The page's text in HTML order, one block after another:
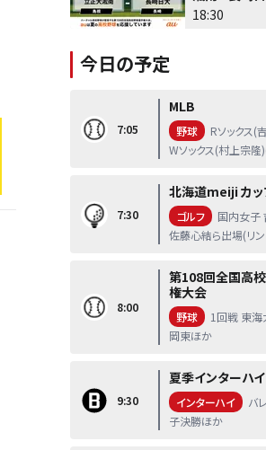
18:30
今日の予定
7:05
MLB
野球
Rソックス(
Wソックス(村上宗
7:30
北海道meiji カッ
ゴルフ
国内女子
佐藤心結ら出場(リ
8:00
第108回全国高
権大会
野球
1回戦 東
岡東ほか
9:30
夏季インターハイ
インターハイ
バ
子決勝ほか